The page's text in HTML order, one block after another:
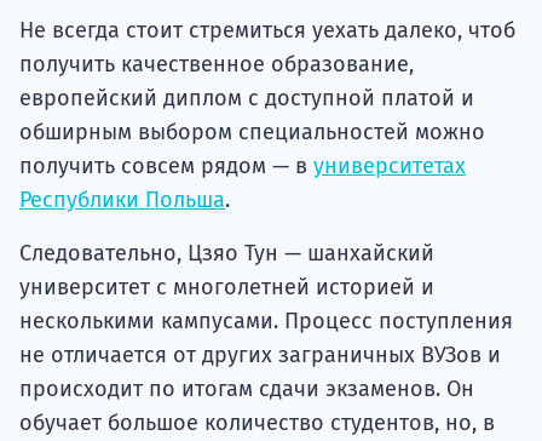
Не всегда стоит стремиться уехать далеко, чтоб
получить качественное образование,
европейский диплом с доступной платой и
обширным выбором специальностей можно
получить совсем рядом — в университетах
Республики Польша.
Следовательно, Цзяо Тун — шанхайский
университет с многолетней историей и
несколькими кампусами. Процесс поступления
не отличается от других заграничных ВУЗов и
происходит по итогам сдачи экзаменов. Он
обучает большое количество студентов, но, в